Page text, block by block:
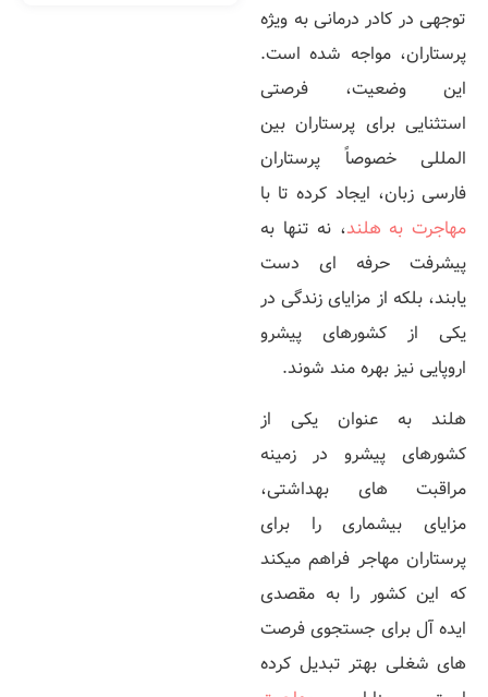
توجهی در کادر درمانی به‌ ویژه
پرستاران، مواجه شده است.
این وضعیت، فرصتی
استثنایی برای پرستاران بین‌
المللی خصوصاً پرستاران
فارسی‌ زبان، ایجاد کرده تا با
مهاجرت به هلند، نه تنها به
پیشرفت حرفه‌ ای دست
یابند، بلکه از مزایای زندگی در
یکی از کشورهای پیشرو
اروپایی نیز بهره‌ مند شوند.
هلند به عنوان یکی از
کشورهای پیشرو در زمینه
مراقبت‌ های بهداشتی،
مزایای بیشماری را برای
پرستاران مهاجر فراهم میکند
که این کشور را به مقصدی
ایده‌ آل برای جستجوی فرصت‌
های شغلی بهتر تبدیل کرده